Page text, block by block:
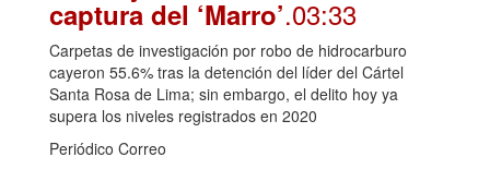
captura del ‘Marro’.03:33
Carpetas de investigación por robo de hidrocarburo
cayeron 55.6% tras la detención del líder del Cártel
Santa Rosa de Lima; sin embargo, el delito hoy ya
supera los niveles registrados en 2020
Periódico Correo